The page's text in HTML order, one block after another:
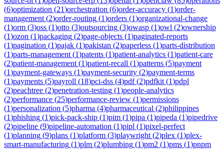
(6)optimization (21)orchestration (6)order-accuracy (1)order-
management (2)order-routing (1)orders (1)organizational-change
(1)orm (3)oss (1)otto (3)outsourcing (3)owasp (1)owl (2)ownership
(1)ozon (1)packaging (2)page-objects (1)paginated-reports
(1)pagination (1)pajak (1)pakistan (2)paperless (1)parts-distribution
(1)parts-management (1)patents (1)patient-analytics (1)patient-care
(2)patient-management (1)patient-recall (1)patterns (5)payment
(1)payment-gateways (1)payment-security (2)payment-terms
(1)payments (5)payroll (18)pci-dss (4)pdf(2)pdfkit (1)pdpl
(2)peachtree (2)penetration-testing (1)people-analytics
(2)performance (25)performance-review (1)permissions
(1)personalization (5)pharma (4)pharmaceutical (2)philippines
(1)phishing (1)pick-pack-ship (1)pim (1)pipa (1)pipeda (1)pipedrive
(2)pipeline (9)pipeline-automation (1)pipl (1)pixel-perfect
(1)planning (9)plans (1)platform (3)playwright (2)plex (1)plex-
smart-manufacturing (1)plm (2)plumbing (1)pm2 (1)pms (1)pnpm